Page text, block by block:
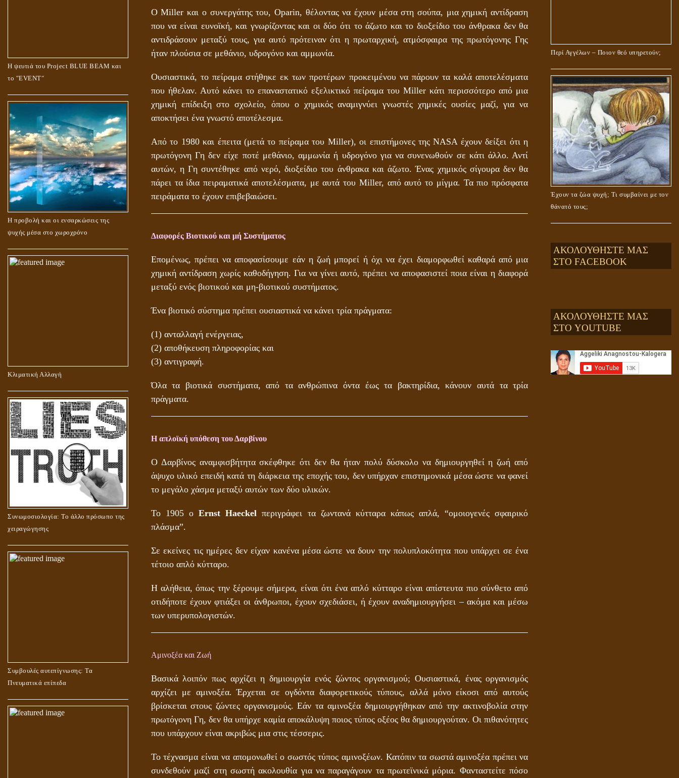
Η ψευτιά του Project BLUE BEAM και
το ʺEVENTʺ
Η προβολή και οι ενσαρκώσεις της
ψυχής μέσα στο χωροχρόνο
Κλιματική Αλλαγή
Συνωμοσιολογία: Το άλλο πρόσωπο της
χειραγώγησης
Συμβουλές αυτεπίγνωσης: Τα
Πνευματικά επίπεδα
Ο Miller και ο συνεργάτης του, Oparin, θέλοντας να έχουν μέσα στη σούπα, μια χημική αντίδραση
που να είναι ευνοϊκή, και γνωρίζοντας και οι δύο ότι το άζωτο και το διοξείδιο του άνθρακα δεν θα
αντιδράσουν μεταξύ τους, για αυτό πρότειναν ότι η πρωταρχική, ατμόσφαιρα της πρωτόγονης Γης
ήταν πλούσια σε μεθάνιο, υδρογόνο και αμμωνία.
Ουσιαστικά, το πείραμα στήθηκε εκ των προτέρων προκειμένου να πάρουν τα καλά αποτελέσματα
που ήθελαν. Αυτό κάνει το επαναστατικό εξελικτικό πείραμα του Miller κάτι περισσότερο από μια
χημική επίδειξη στο σχολείο, όπου ο χημικός αναμιγνύει γνωστές χημικές ουσίες μαζί, για να
αποκτήσει ένα γνωστό αποτέλεσμα.
Από το 1980 και έπειτα (μετά το πείραμα του Miller), οι επιστήμονες της NASA έχουν δείξει ότι η
πρωτόγονη Γη δεν είχε ποτέ μεθάνιο, αμμωνία ή υδρογόνο για να συνενωθούν σε κάτι άλλο. Αντί
αυτών, η Γη συντέθηκε από νερό, διοξείδιο του άνθρακα και άζωτο. Ένας χημικός σίγουρα δεν θα
πάρει τα ίδια πειραματικά αποτελέσματα, με αυτά του Miller, από αυτό το μίγμα. Τα πιο πρόσφατα
πειράματα το έχουν επιβεβαιώσει.
Διαφορές Βιοτικού και μή Συστήματος
Επομένως, πρέπει να αποφασίσουμε εάν η ζωή μπορεί ή όχι να έχει διαμορφωθεί καθαρά από μια
χημική αντίδραση χωρίς καθοδήγηση. Για να γίνει αυτό, πρέπει να αποφασιστεί ποια είναι η διαφορά
μεταξύ ενός βιοτικού και μη-βιοτικού συστήματος.
Ένα βιοτικό σύστημα πρέπει ουσιαστικά να κάνει τρία πράγματα:
(1) ανταλλαγή ενέργειας,
(2) αποθήκευση πληροφορίας και
(3) αντιγραφή.
Όλα τα βιοτικά συστήματα, από τα ανθρώπινα όντα έως τα βακτηρίδια, κάνουν αυτά τα τρία
πράγματα.
Η απλοϊκή υπόθεση του Δαρβίνου
Ο Δαρβίνος αναμφισβήτητα σκέφθηκε ότι δεν θα ήταν πολύ δύσκολο να δημιουργηθεί η ζωή από
άψυχο υλικό επειδή κατά τη διάρκεια της εποχής του, δεν υπήρχαν επιστημονικά μέσα ώστε να φανεί
το μεγάλο χάσμα μεταξύ αυτών των δύο υλικών.
Το 1905 οErnst Haeckel περιγράφει τα ζωντανά κύτταρα κάπως απλά, “ομοιογενές σφαιρικό
πλάσμα”.
Σε εκείνες τις ημέρες δεν είχαν κανένα μέσα ώστε να δουν την πολυπλοκότητα που υπάρχει σε ένα
τέτοιο απλό κύτταρο.
Η αλήθεια, όπως την ξέρουμε σήμερα, είναι ότι ένα απλό κύτταρο είναι απίστευτα πιο σύνθετο από
οτιδήποτε έχουν φτιάξει οι άνθρωποι, έχουν σχεδιάσει, ή έχουν αναδημιουργήσει – ακόμα και μέσω
των υπερυπολογιστών.
Αμινοξέα και Ζωή
Βασικά λοιπόν πως αρχίζει η δημιουργία ενός ζώντος οργανισμού; Ουσιαστικά, ένας οργανισμός
αρχίζει με αμινοξέα. Έρχεται σε ογδόντα διαφορετικούς τύπους, αλλά μόνο είκοσι από αυτούς
βρίσκεται στους ζώντες οργανισμούς. Εάν τα αμινοξέα δημιουργήθηκαν από την ακτινοβολία στην
πρωτόγονη Γη, δεν θα υπήρχε καμία αποκάλυψη ποιος τύπος οξέος θα δημιουργούταν. Οι πιθανότητες
που υπάρχουν είναι ακριβώς μια στις τέσσερις.
Το τέχνασμα είναι να απομονωθεί ο σωστός τύπος αμινοξέων. Κατόπιν τα σωστά αμινοξέα πρέπει να
συνδεθούν μαζί στη σωστή ακολουθία για να παραγάγουν τα πρωτεϊνικά μόρια. Φανταστείτε πόσο
Περί Αγγέλων – Ποιον θεό υπηρετούν;
Έχουν τα ζώα ψυχή; Τι συμβαίνει με τον
θάνατό τους;
Αληθής και επίπλαστη πνευματικότητα
ΑΚΟΛΟΥΘΗΣΤΕ ΜΑΣ
ΣΤΟ FACEBOOK
ΑΚΟΛΟΥΘΗΣΤΕ ΜΑΣ
ΣΤΟ YOUTUBE